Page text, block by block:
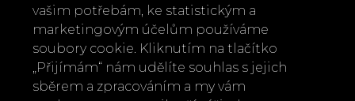
Zavolejte nám
+420 737 886 915
vašim potřebám, ke statistickým a
marketingovým účelům používáme
soubory cookie. Kliknutím na tlačítko
„Přijímám“ nám udělíte souhlas s jejich
sběrem a zpracováním a my vám